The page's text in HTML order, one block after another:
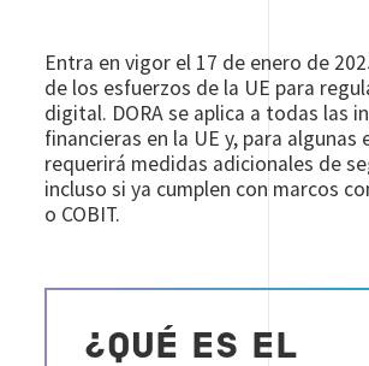
Entra en vigor el 17 de enero de
de los esfuerzos de la UE para
digital. DORA se aplica a todas las
financieras en la UE y, para algunas
requerirá medidas adicionales de
incluso si ya cumplen con marcos
o COBIT.
¿QUÉ ES EL